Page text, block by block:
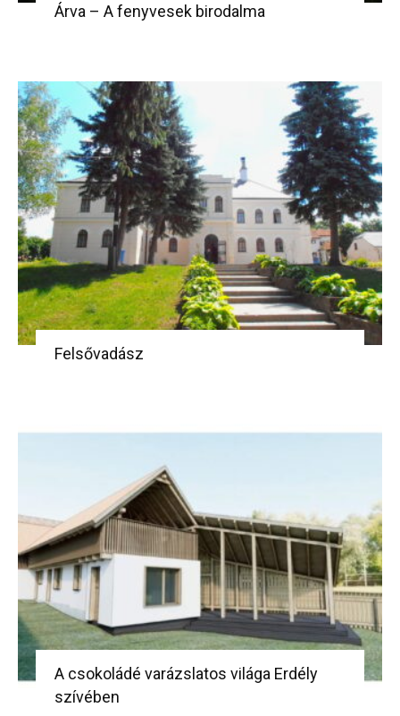
Árva – A fenyvesek birodalma
Felsővadász
A csokoládé varázslatos világa Erdély
szívében